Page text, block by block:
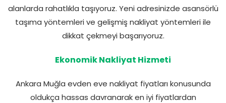
alanlarda rahatlıkla taşıyoruz. Yeni adresinizde asansörlü
taşıma yöntemleri ve gelişmiş nakliyat yöntemleri ile
dikkat çekmeyi başarıyoruz.
Ekonomik Nakliyat Hizmeti
Ankara Muğla evden eve nakliyat fiyatları konusunda
oldukça hassas davranarak en iyi fiyatlardan